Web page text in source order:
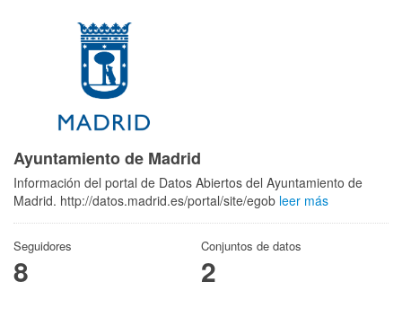
Ayuntamiento de Madrid
Información del portal de Datos Abiertos del Ayuntamiento de
Madrid. http://datos.madrid.es/portal/site/egob leer más
Seguidores
8
Conjuntos de datos
2